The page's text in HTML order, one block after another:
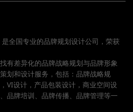
全国专业的品牌规划设计公司，荣获
有差异化的品牌战略规划与品牌形象
划和设计服务，包括：品牌战略规
VI设计，产品包装设计，商业空间设
品牌培训、品牌传播、品牌管理等一